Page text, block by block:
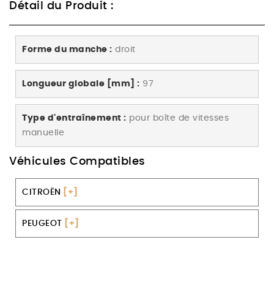
Détail du Produit :
Forme du manche : droit
Longueur globale [mm] : 97
Type d'entraînement : pour boîte de vitesses
manuelle
Véhicules Compatibles
CITROËN [+]
PEUGEOT [+]